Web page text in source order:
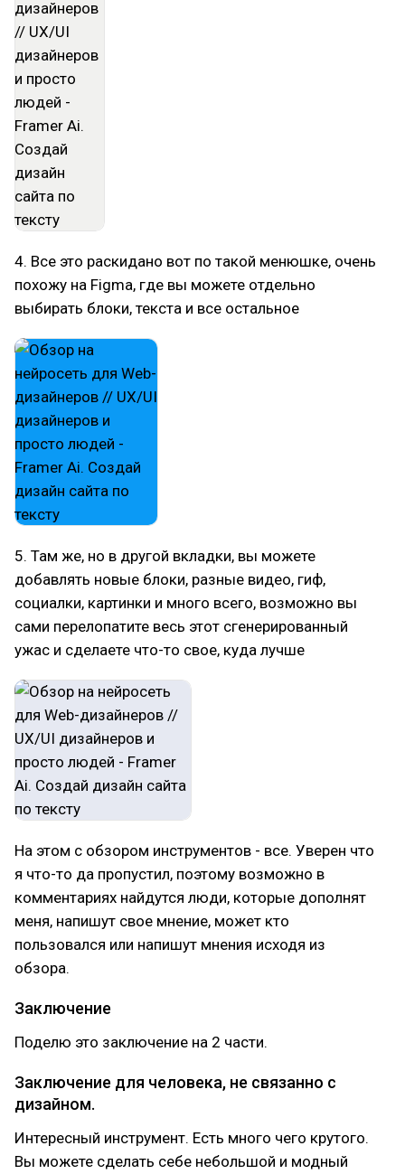
4. Все это раскидано вот по такой менюшке, очень
похожу на Figma, где вы можете отдельно
выбирать блоки, текста и все остальное
5. Там же, но в другой вкладки, вы можете
добавлять новые блоки, разные видео, гиф,
социалки, картинки и много всего, возможно вы
сами перелопатите весь этот сгенерированный
ужас и сделаете что-то свое, куда лучше
На этом с обзором инструментов - все. Уверен что
я что-то да пропустил, поэтому возможно в
комментариях найдутся люди, которые дополнят
меня, напишут свое мнение, может кто
пользовался или напишут мнения исходя из
обзора.
Заключение
Поделю это заключение на 2 части.
Заключение для человека, не связанно с
дизайном.
Интересный инструмент. Есть много чего крутого.
Вы можете сделать себе небольшой и модный